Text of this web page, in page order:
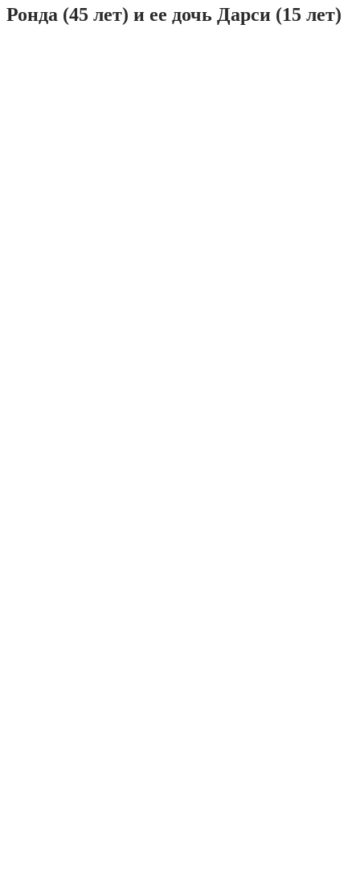
Ронда (45 лет) и ее дочь Дарси (15 лет)